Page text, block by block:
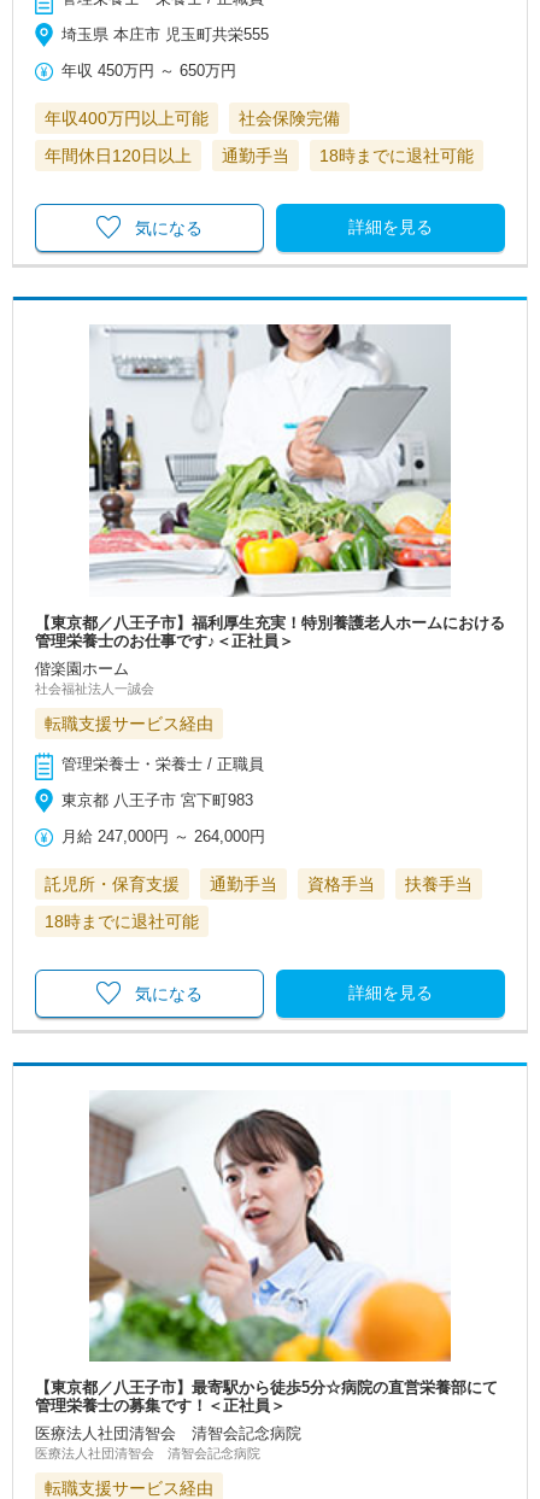
埼玉県 本庄市 児玉町共栄555
年収 450万円 ～650万円
年収400万円以上可能
社会保険完備
年間休日120日以上
通勤手当 18時までに退社可能
詳細を見る
気になる
【東京都／八王子市】福利厚生充実！特別養護老人ホームにおける
管理栄養士のお仕事です♪＜正社員＞
偕楽園ホーム
社会福祉法人一誠会
転職支援サービス経由
管理栄養士・栄養士 / 正職員
東京都 八王子市 宮下町983
月給 247,000円 ～ 264,000円
託児所・保育支援 通勤手当 資格手当
扶養手当
18時までに退社可能
詳細を見る
気になる
【東京都／八王子市】最寄駅から徒歩5分☆病院の直営栄養部にて
管理栄養士の募集です！＜正社員＞
医療法人社団清智会 清智会記念病院
医療法人社団清智会 清智会記念病院
転職支援サービス経由